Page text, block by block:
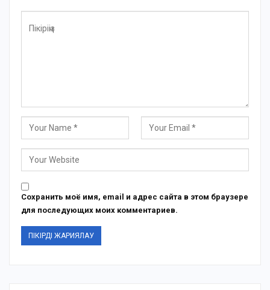
Сохранить моё имя, email и адрес сайта в этом браузере
для последующих моих комментариев.